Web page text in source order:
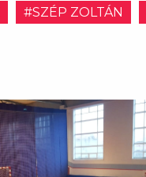
#SZÉP ZOLTÁN